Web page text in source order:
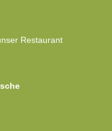
Restaurant